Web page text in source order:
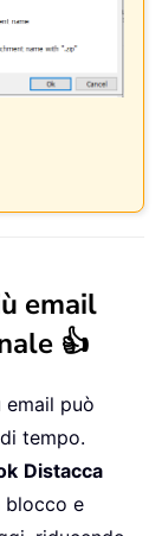
email
👍
email può
tempo.
Distacca
blocco e